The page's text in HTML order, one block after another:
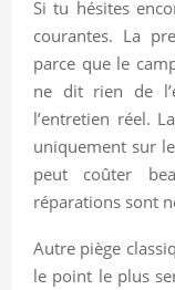
Si tu hésites
courantes. La
parce que le
ne dit rien de
l’entretien réel.
uniquement sur
peut coûter
réparations sont
Autre piège
le point le plus